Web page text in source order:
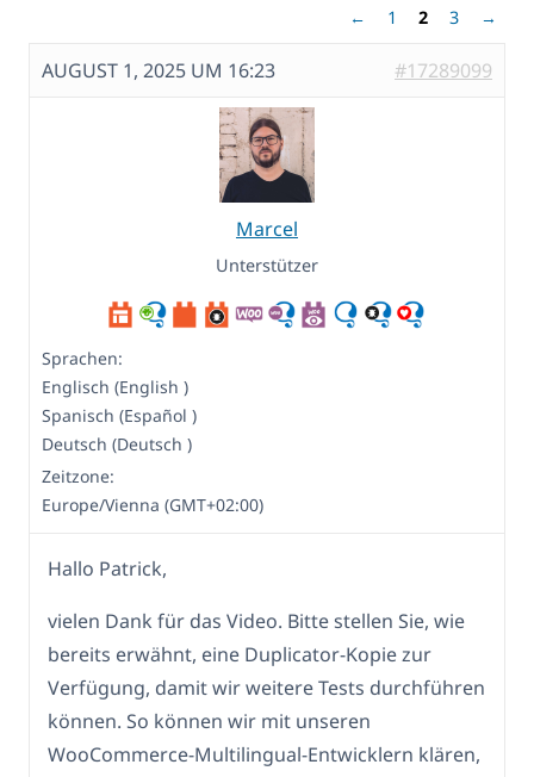
←
1 2 3 →
AUGUST 1, 2025 UM 16:23 #17289099
Marcel
Unterstützer
Sprachen:
Englisch (English )
Spanisch (Español )
Deutsch (Deutsch )
Zeitzone:
Europe/Vienna (GMT+02:00)
Hallo Patrick,
vielen Dank für das Video. Bitte stellen Sie, wie
bereits erwähnt, eine Duplicator-Kopie zur
Verfügung, damit wir weitere Tests durchführen
können. So können wir mit unseren
WooCommerce-Multilingual-Entwicklern klären,